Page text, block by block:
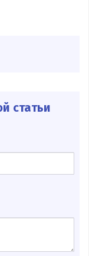
статьи